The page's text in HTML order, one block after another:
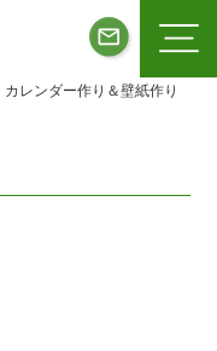
カレンダー作り＆壁紙作り